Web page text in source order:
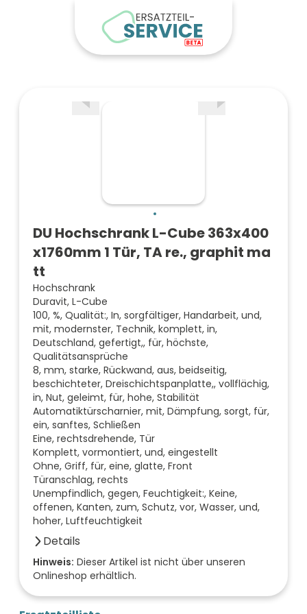
DU Hochschrank L-Cube 363x400
x1760mm 1 Tür, TA re., graphit ma
tt
Hochschrank
Duravit, L-Cube
100, %, Qualität:, In, sorgfältiger, Handarbeit, und,
mit, modernster, Technik, komplett, in,
Deutschland, gefertigt,, für, höchste,
Qualitätsansprüche
8, mm, starke, Rückwand, aus, beidseitig,
beschichteter, Dreischichtspanplatte,, vollflächig,
in, Nut, geleimt, für, hohe, Stabilität
Automatiktürscharnier, mit, Dämpfung, sorgt, für,
ein, sanftes, Schließen
Eine, rechtsdrehende, Tür
Komplett, vormontiert, und, eingestellt
Ohne, Griff, für, eine, glatte, Front
Türanschlag, rechts
Unempfindlich, gegen, Feuchtigkeit:, Keine,
offenen, Kanten, zum, Schutz, vor, Wasser, und,
hoher, Luftfeuchtigkeit
Details
Anzahl der Türen (Stück)
anthrazit
Hinweis: Dieser Artikel ist nicht über unseren
Onlineshop erhältlich.